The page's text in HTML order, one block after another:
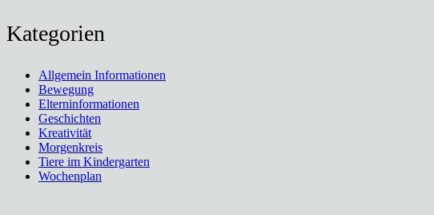
Kategorien
Allgemein Informationen
Bewegung
Elterninformationen
Geschichten
Kreativität
Morgenkreis
Tiere im Kindergarten
Wochenplan